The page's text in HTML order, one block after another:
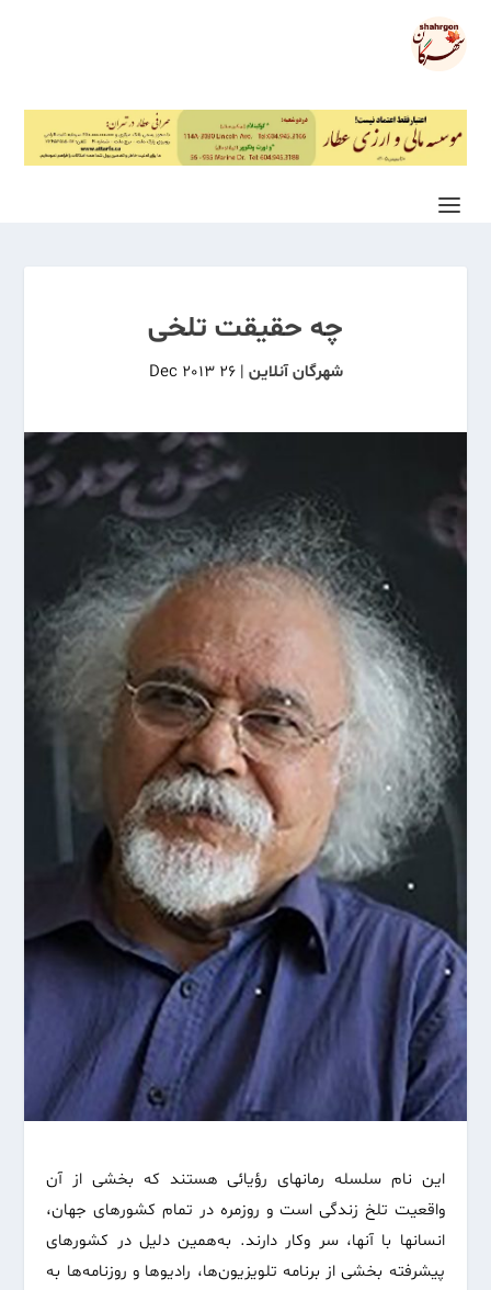
چه حقیقت تلخی
شهرگان آنلاین |
26 Dec 2013
این نام سلسله رمانهای رؤیائی هستند که بخشی از آن
واقعیت تلخ زندگی است و روزمره در تمام کشورهای جهان،
انسانها با آنها، سر وکار دارند. به‌همین دلیل در کشورهای
پیشرفته بخشی از برنامه تلویزیون‌ها، رادیوها و روزنامه‌ها به